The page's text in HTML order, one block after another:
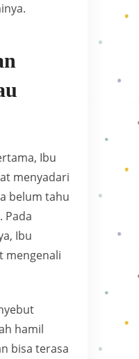
Ibu
menyadari
belum tahu
Pada
Ibu
mengenali
hamil
bisa terasa